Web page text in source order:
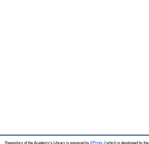
Repository of the Academy's Library is powered by EPrints 3which is developed by the